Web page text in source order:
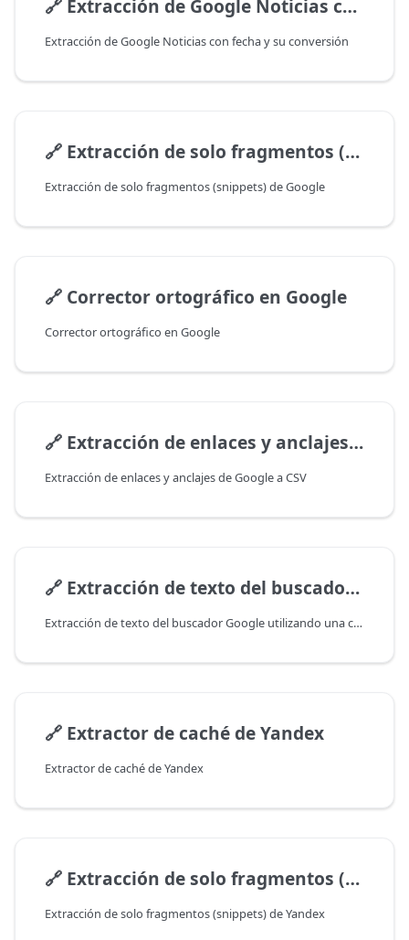
🔗 Extracción de Google Noticias con fecha y su conversión
Extracción de Google Noticias con fecha y su conversión
🔗 Extracción de solo fragmentos (snippets) de Google
Extracción de solo fragmentos (snippets) de Google
🔗 Corrector ortográfico en Google
Corrector ortográfico en Google
🔗 Extracción de enlaces y anclajes de Google a CSV
Extracción de enlaces y anclajes de Google a CSV
🔗 Extracción de texto del buscador Google utilizando una cadena de tareas
Extracción de texto del buscador Google utilizando una cadena de tareas
🔗 Extractor de caché de Yandex
Extractor de caché de Yandex
🔗 Extracción de solo fragmentos (snippets) de Yandex
Extracción de solo fragmentos (snippets) de Yandex